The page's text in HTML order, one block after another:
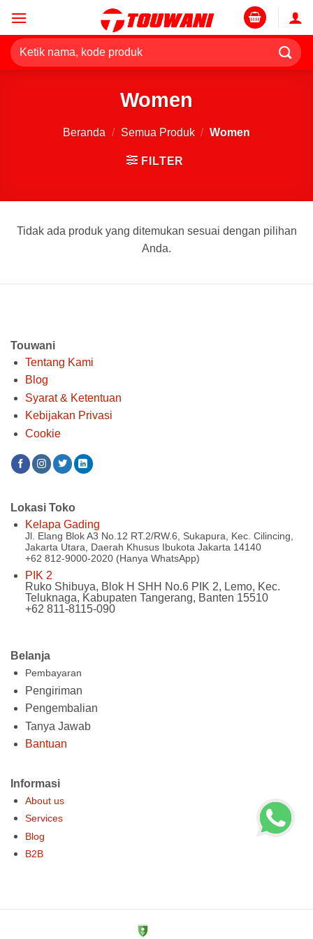
content
Pencarian
untuk:
Women
Beranda / Semua Produk / Women
FILTER
Tidak ada produk yang ditemukan sesuai dengan pilihan
Anda.
Touwani
Tentang Kami
Blog
Syarat & Ketentuan
Kebijakan Privasi
Cookie
Belanja
Pembayaran
Pengiriman
Pengembalian
Tanya Jawab
Bantuan
Informasi
About us
Services
Blog
B2B
Lokasi Toko
Kelapa Gading
Jl. Elang Blok A3 No.12 RT.2/RW.6, Sukapura, Kec. Cilincing,
Jakarta Utara, Daerah Khusus Ibukota Jakarta 14140
+62 812-9000-2020 (Hanya WhatsApp)
PIK 2
Ruko Shibuya, Blok H SHH No.6 PIK 2, Lemo, Kec.
Teluknaga, Kabupaten Tangerang, Banten 15510
+62 811-8115-090